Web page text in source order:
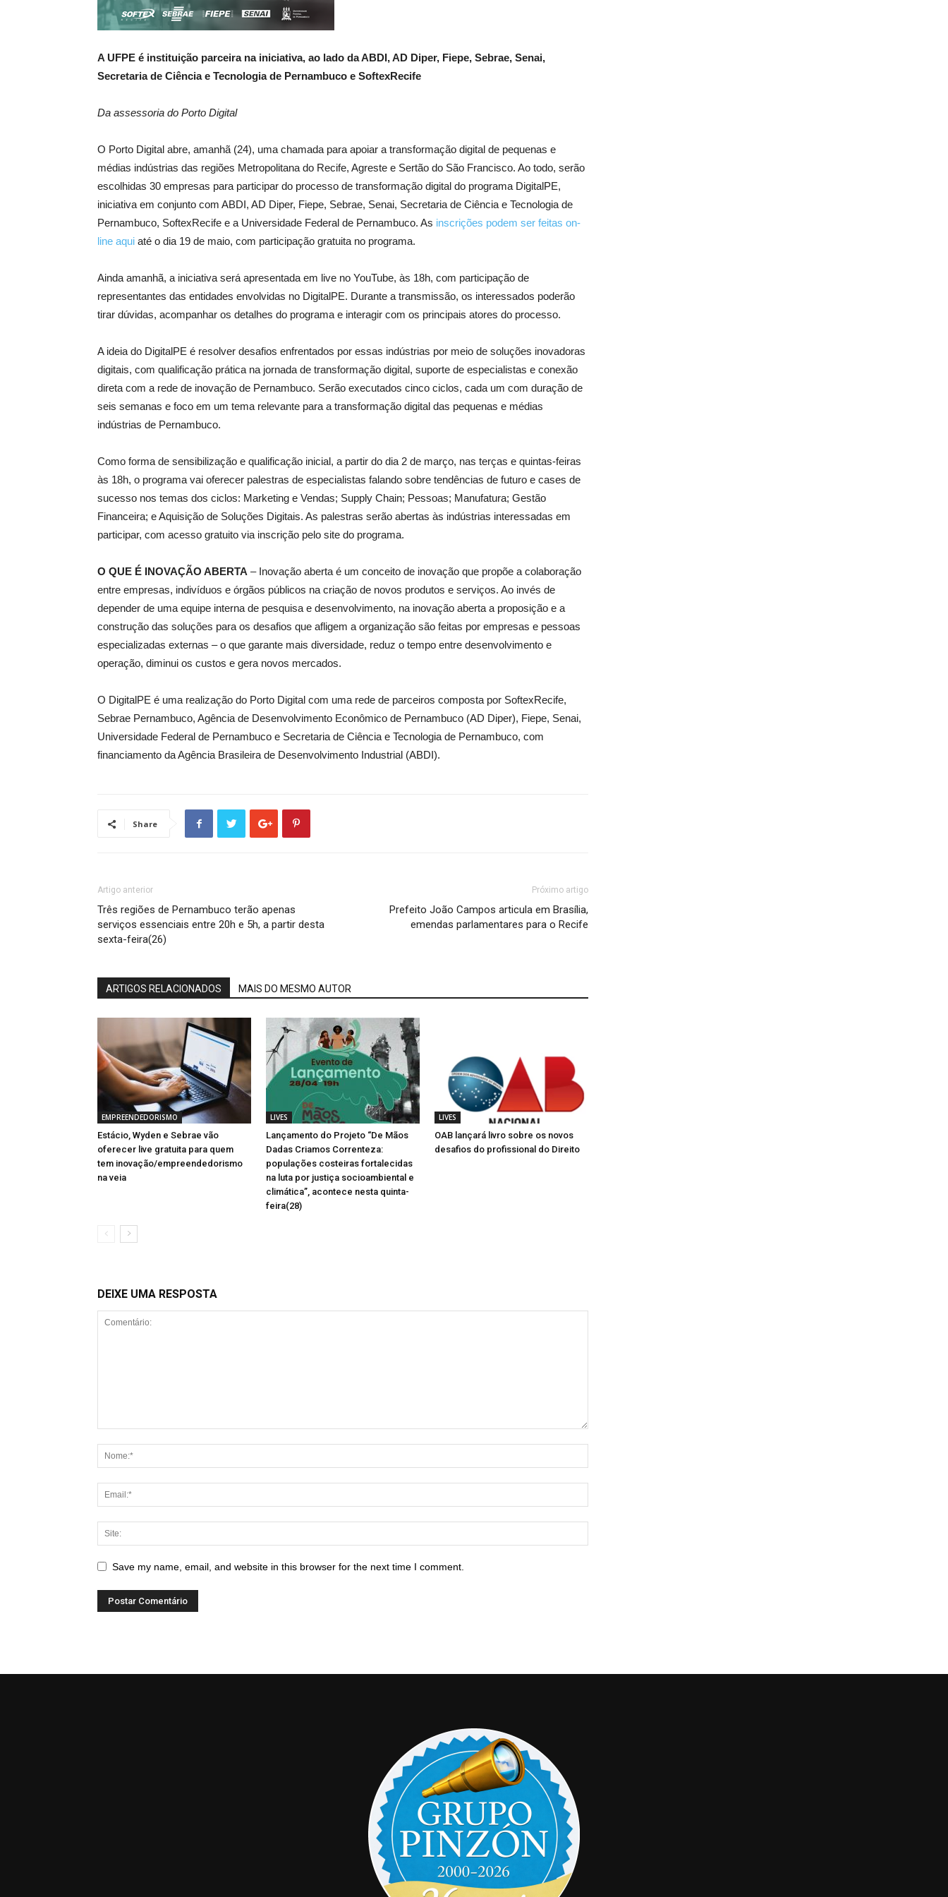
A UFPE é instituição parceira na iniciativa, ao lado da ABDI, AD Diper, Fiepe, Sebrae, Senai,
Secretaria de Ciência e Tecnologia de Pernambuco e SoftexRecife
Da assessoria do Porto Digital
O Porto Digital abre, amanhã (24), uma chamada para apoiar a transformação digital de pequenas e
médias indústrias das regiões Metropolitana do Recife, Agreste e Sertão do São Francisco. Ao todo, serão
escolhidas 30 empresas para participar do processo de transformação digital do programa DigitalPE,
iniciativa em conjunto com ABDI, AD Diper, Fiepe, Sebrae, Senai, Secretaria de Ciência e Tecnologia de
Pernambuco, SoftexRecife e a Universidade Federal de Pernambuco. As inscrições podem ser feitas on-
line aqui até o dia 19 de maio, com participação gratuita no programa.
Ainda amanhã, a iniciativa será apresentada em live no YouTube, às 18h, com participação de
representantes das entidades envolvidas no DigitalPE. Durante a transmissão, os interessados poderão
tirar dúvidas, acompanhar os detalhes do programa e interagir com os principais atores do processo.
A ideia do DigitalPE é resolver desafios enfrentados por essas indústrias por meio de soluções inovadoras
digitais, com qualificação prática na jornada de transformação digital, suporte de especialistas e conexão
direta com a rede de inovação de Pernambuco. Serão executados cinco ciclos, cada um com duração de
seis semanas e foco em um tema relevante para a transformação digital das pequenas e médias
indústrias de Pernambuco.
Como forma de sensibilização e qualificação inicial, a partir do dia 2 de março, nas terças e quintas-feiras
às 18h, o programa vai oferecer palestras de especialistas falando sobre tendências de futuro e cases de
sucesso nos temas dos ciclos: Marketing e Vendas; Supply Chain; Pessoas; Manufatura; Gestão
Financeira; e Aquisição de Soluções Digitais. As palestras serão abertas às indústrias interessadas em
participar, com acesso gratuito via inscrição pelo site do programa.
O QUE É INOVAÇÃO ABERTA – Inovação aberta é um conceito de inovação que propõe a colaboração
entre empresas, indivíduos e órgãos públicos na criação de novos produtos e serviços. Ao invés de
depender de uma equipe interna de pesquisa e desenvolvimento, na inovação aberta a proposição e a
construção das soluções para os desafios que afligem a organização são feitas por empresas e pessoas
especializadas externas – o que garante mais diversidade, reduz o tempo entre desenvolvimento e
operação, diminui os custos e gera novos mercados.
O DigitalPE é uma realização do Porto Digital com uma rede de parceiros composta por SoftexRecife,
Sebrae Pernambuco, Agência de Desenvolvimento Econômico de Pernambuco (AD Diper), Fiepe, Senai,
Universidade Federal de Pernambuco e Secretaria de Ciência e Tecnologia de Pernambuco, com
financiamento da Agência Brasileira de Desenvolvimento Industrial (ABDI).
Share
Artigo anterior
Três regiões de Pernambuco terão apenas
serviços essenciais entre 20h e 5h, a partir desta
sexta-feira(26)
Próximo artigo
Prefeito João Campos articula em Brasília,
emendas parlamentares para o Recife
ARTIGOS RELACIONADOS MAIS DO MESMO AUTOR
EMPREENDEDORISMO
Estácio, Wyden e Sebrae vão
oferecer live gratuita para quem
tem inovação/empreendedorismo
na veia
LIVES
Lançamento do Projeto “De Mãos
Dadas Criamos Correnteza:
populações costeiras fortalecidas
na luta por justiça socioambiental e
climática”, acontece nesta quinta-
feira(28)
LIVES
OAB lançará livro sobre os novos
desafios do profissional do Direito
DEIXE UMA RESPOSTA
Save my name, email, and website in this browser for the next time I comment.